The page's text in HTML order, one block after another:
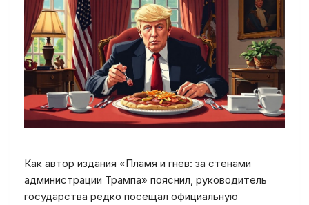
Как автор издания «Пламя и гнев: за стенами
администрации Трампа» пояснил, руководитель
государства редко посещал официальную